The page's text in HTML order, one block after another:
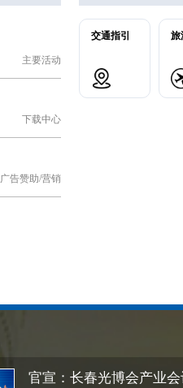
主要活动
下载中心
广告赞助/营销
交通指引 旅
官宣：长春光博会产业会